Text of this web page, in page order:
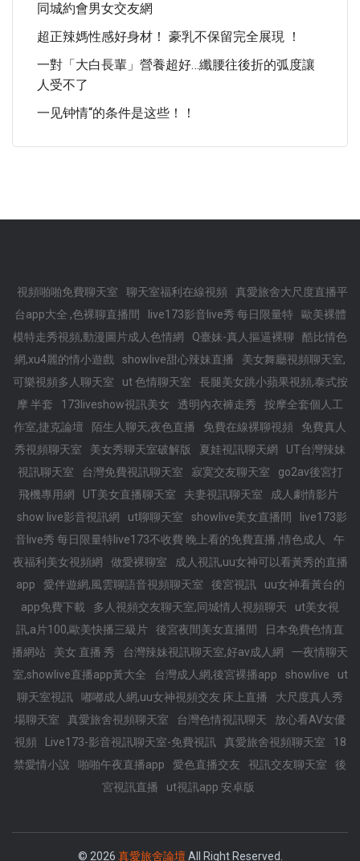
同城約會男女交友網
超正辣媽性感好身材！ 豪乳不保留完全展現 ！
一對「大白長輩」營養超好…纖腰往後折的弧度讓
人受不了
一见钟情“的条件是这些！！
視頻啪啪免費聊天室 聊天室福利在線視頻
真愛旅舍大尺度直播平
台app大全 ,色裸聊直播間
live173影音live秀 每日限量特
歐美裸體
模特走秀視頻,動漫圖片成人色情網
Q臺妹-真人摳逼裸聊
酷比情色
網,xu4麗的情小遊戲
showlive甜心辣妹直播
美女舞廳視頻聊天室,
可樂視頻多人聊天室
ut 色情聊天室
長腿美女跳小蘋果視頻,泰式按
摩 半套
173liveshow視訊美女 透明內衣褲走秀
按摩全套個人工
作室,捷克論壇
陌生人聊天,夜色直播 免費在線裸聊視頻
免費真人
秀視頻聊天室
美女秀聊天室破解版 夏娃視訊聊天網
UT台灣辣妹
視訊聊天室
台灣免費視訊聊天室 寂寞交友聊天室
go2av後宮打
飛機專用網
UT美女直播聊天室 夫妻視訊聊天室
成人劇情影片
show live影音視訊網
ut聊聊天室 showlive美女直播間
live173影
音live秀 每日限量特live173不收費 晚上看的免費直播 ,情色成人
午
夜福利美女視頻網
做愛裸聊室
成人視訊,uu女神可以看黃秀的直播
app
愛伴遊網,風雲聊語音視頻聊天室 後宮視訊
uu女神看黃台的
app免費下載
多人視頻交友聊天室,同城情人視頻聊天
ut美女視
訊,a片100,歐美快播三級片
後宮夜間美女直播間
日本免費色情直
播網站
美女 直播 秀 台灣辣妹視訊聊天室,好av成人網
一夜情聊天
室,showlive直播app黃大全
台灣成人網,後宮裸播app showlive
ut
聊天室視訊
嘟嘟成人網,uu女神視頻交友 床上直播
大尺度真人秀
場聊天室
真愛旅舍視頻聊天室 台灣色情視訊聊天
放心看AV女優
視頻
Live173-影音視訊聊天室-免費視訊 真愛旅舍視頻聊天室
18
禁愛情小說
啪啪午夜直播app 愛色直播交友 視訊交友聊天室
後
宮視訊直播
ut視訊app 安卓版
© 2026 真愛旅舍論壇 All Right Reserved.